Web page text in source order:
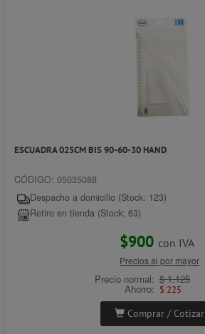
ESCUADRA 025CM BIS 90-60-30 HAND
CÓDIGO: 05035088
Despacho a domicilio (Stock: 123)
Retiro en tienda (Stock: 63)
$900 con IVA
Precios al por mayor
Precio normal: $ 1.125
Ahorro: $ 225
Comprar / Cotizar